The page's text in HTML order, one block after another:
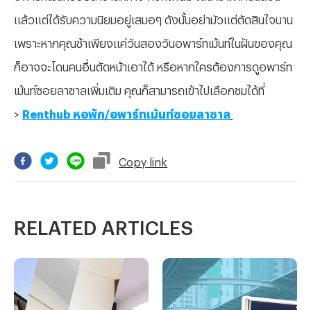
แล้วแต่ได้รับความนิยมอยู่เสมอๆ ดังนั้นอย่ามัวแต่ตัดสินใจนาน
เพราะหากคุณช้าเพียงแค่วันสองวันอพาร์ทเม้นท์ในฝันของคุณ
ก็อาจจะโดนคนอื่นตัดหน้าเอาได้ หรือหากใครต้องการดูอพาร์ท
เม้นท์ซอยลาซาลเพิ่มเติม คุณก็สามารถเข้าไปเลือกชมได้ที่
> Renthub หอพัก/อพาร์ทเม้นท์ซอยลาซาล
Copy link
RELATED ARTICLES